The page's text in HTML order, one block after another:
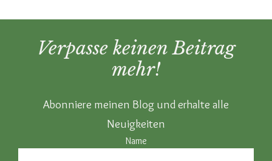
Verpasse keinen Beitrag
mehr!
Abonniere meinen Blog und erhalte alle
Neuigkeiten
Name